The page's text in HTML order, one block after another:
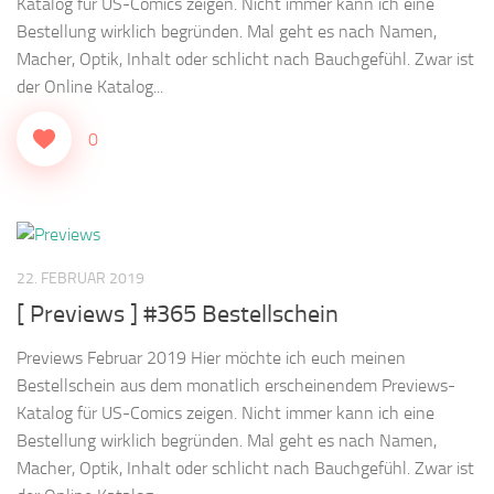
Bestellung wirklich begründen. Mal geht es nach Namen,
Macher, Optik, Inhalt oder schlicht nach Bauchgefühl. Zwar ist
der Online Katalog...
0
22. FEBRUAR 2019
[ Previews ] #365 Bestellschein
Previews Februar 2019 Hier möchte ich euch meinen
Bestellschein aus dem monatlich erscheinendem Previews-
Katalog für US-Comics zeigen. Nicht immer kann ich eine
Bestellung wirklich begründen. Mal geht es nach Namen,
Macher, Optik, Inhalt oder schlicht nach Bauchgefühl. Zwar ist